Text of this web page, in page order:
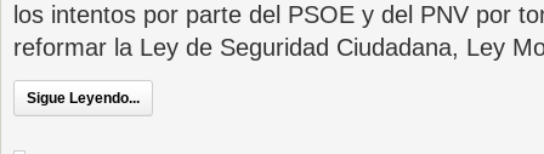
los intentos por parte del PSOE y del PNV por
reformar la Ley de Seguridad Ciudadana, Ley
Sigue Leyendo...